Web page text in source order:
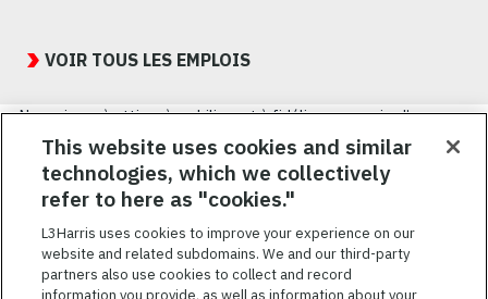
JobsVOIR TOUS LES EMPLOIS
Nous visons à attirer, à mobiliser et à fidéliser une main-d’œuvre
hautement performante et diversifiée. De plus, nous croyons
qu’une culture d’inclusion amusante et décontractée aide nos
employés à réaliser leur plein potentiel. Nous donnons les moyens
à nos employés, sans égard à leur race, leur couleur, leur religion,
origine nationale, leur handicap ou leur statut d’ancien
combattant, d’innover afin de résoudre les problèmes les plus
coriaces de nos clients.
This website uses cookies and similar
technologies, which we collectively
refer to here as "cookies."
L3Harris uses cookies to improve your experience on our
website and related subdomains. We and our third-party
partners also use cookies to collect and record
information you provide, as well as information about your